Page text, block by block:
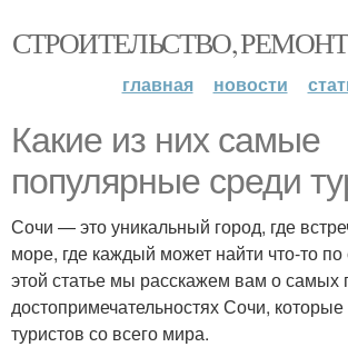
СТРОИТЕЛЬСТВО,
главная новости
Какие из них самые
популярные среди
Сочи — это уникальный город, где
море, где каждый может найти что-то
этой статье мы расскажем вам о самых
достопримечательностях Сочи,
туристов со всего мира.